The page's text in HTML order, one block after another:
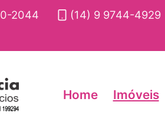
2044 (14) 9 9744-4929
Home Imóveis